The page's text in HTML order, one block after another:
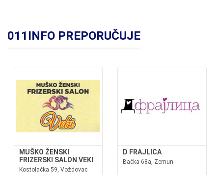
011INFO PREPORUČUJE
MUŠKO ŽENSKI
FRIZERSKI SALON VEKI
Kostolačka 59, Voždovac
D FRAJLICA
Bačka 68a, Zemun